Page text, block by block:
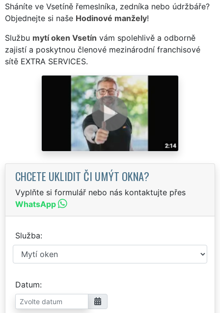
Sháníte ve Vsetíně řemeslníka, zedníka nebo údržbáře?
Objednejte si naše Hodinové manžely!
Službu mytí oken Vsetín vám spolehlivě a odborně
zajistí a poskytnou členové mezinárodní franchisové
sítě EXTRA SERVICES.
CHCETE UKLIDIT ČI UMÝT OKNA?
Vyplňte si formulář nebo nás kontaktujte přes
WhatsApp
Služba
Datum